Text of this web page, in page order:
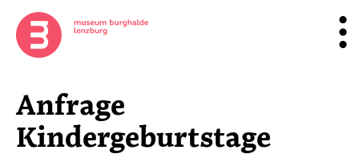
Anfrage
Kindergeburtstage